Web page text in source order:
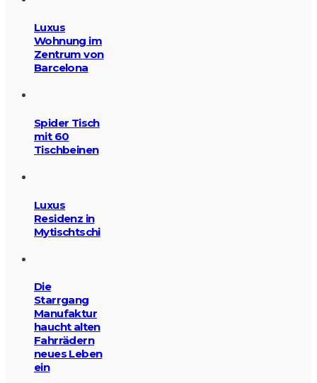
Luxus
Wohnung im
Zentrum von
Barcelona
Spider Tisch
mit 60
Tischbeinen
Luxus
Residenz in
Mytischtschi
Die
Starrgang
Manufaktur
haucht alten
Fahrrädern
neues Leben
ein